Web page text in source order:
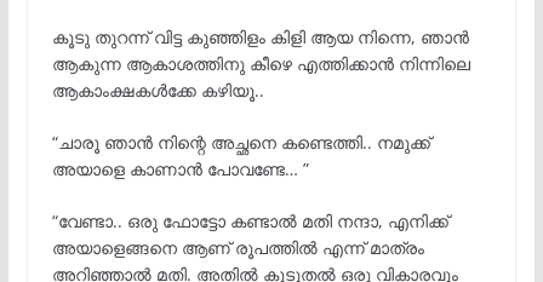
കൂടു തുറന്ന് വിട്ട കുഞ്ഞിളം കിളി ആയ നിന്നെ, ഞാൻ
ആകുന്ന ആകാശത്തിനു കീഴെ എത്തിക്കാൻ നിന്നിലെ
ആകാംക്ഷകൾക്കേ കഴിയൂ..
“ചാരൂ ഞാൻ നിന്റെ അച്ഛനെ കണ്ടെത്തി.. നമുക്ക്
അയാളെ കാണാൻ പോവണ്ടേ… ”
“വേണ്ടാ.. ഒരു ഫോട്ടോ കണ്ടാൽ മതി നന്ദാ, എനിക്ക്
അയാളെങ്ങനെ ആണ് രൂപത്തിൽ എന്ന് മാത്രം
അറിഞ്ഞാൽ മതി. അതിൽ കൂടുതൽ ഒരു വികാരവും